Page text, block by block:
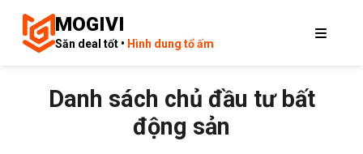
MOGIVI
Săn deal tốt • Hình dung tổ ấm
Danh sách chủ đầu tư bất
động sản